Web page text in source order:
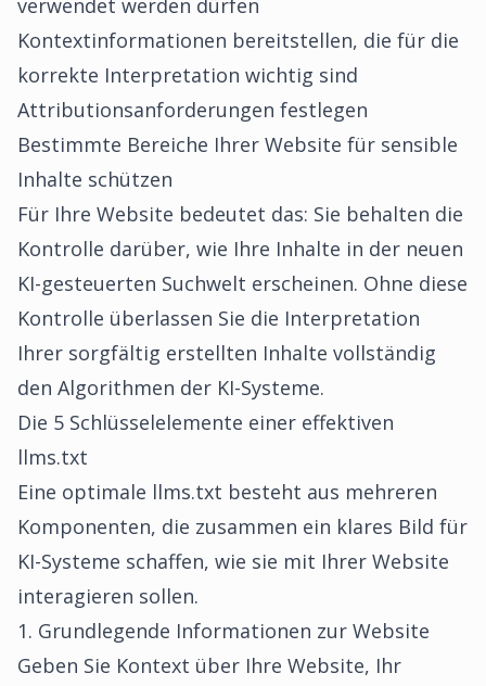
verwendet werden dürfen
Kontextinformationen bereitstellen, die für die
korrekte Interpretation wichtig sind
Attributionsanforderungen festlegen
Bestimmte Bereiche Ihrer Website für sensible
Inhalte schützen
Für Ihre Website bedeutet das: Sie behalten die
Kontrolle darüber, wie Ihre Inhalte in der neuen
KI-gesteuerten Suchwelt erscheinen. Ohne diese
Kontrolle überlassen Sie die Interpretation
Ihrer sorgfältig erstellten Inhalte vollständig
den Algorithmen der KI-Systeme.
Die 5 Schlüsselelemente einer effektiven
llms.txt
Eine optimale llms.txt besteht aus mehreren
Komponenten, die zusammen ein klares Bild für
KI-Systeme schaffen, wie sie mit Ihrer Website
interagieren sollen.
1. Grundlegende Informationen zur Website
Geben Sie Kontext über Ihre Website, Ihr